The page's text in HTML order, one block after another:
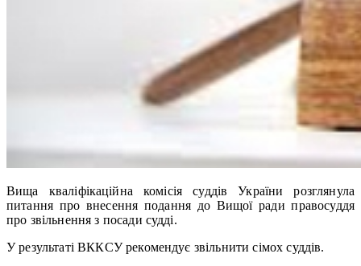
Вища кваліфікаційна комісія суддів України розглянула
питання про внесення подання до Вищої ради правосуддя
про звільнення з посади судді.
У результаті ВККСУ рекомендує звільнити сімох суддів.